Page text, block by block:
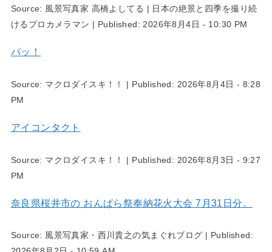
Source: 風景写真家 高橋よしてる | 日本の絶景と四季を撮り続
けるプロカメラマン | Published: 2026年8月4日 - 10:30 PM
パッ！
Source: マクロダイスキ！！ | Published: 2026年8月4日 - 8:28
PM
アイコンタクト
Source: マクロダイスキ！！ | Published: 2026年8月3日 - 9:27
PM
奈良県桜井市の おんぱら祭奉納花火大会 7月31日分。
Source: 風景写真家・西川貴之の気まぐれブログ | Published: